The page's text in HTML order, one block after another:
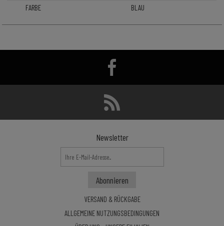
FARBE
BLAU
Newsletter
VERSAND & RÜCKGABE
ALLGEMEINE NUTZUNGSBEDINGUNGEN